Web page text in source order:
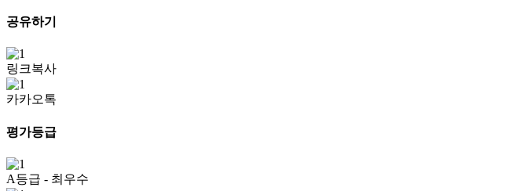
공유하기
링크복사
카카오톡
평가등급
A등급 - 최우수